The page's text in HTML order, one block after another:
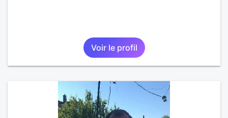
Voir le profil